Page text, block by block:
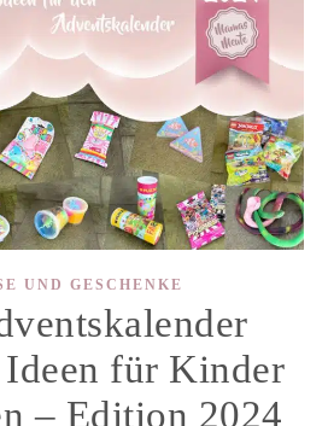
UND GESCHENKE
Ideen für Kinder
– Edition 2024